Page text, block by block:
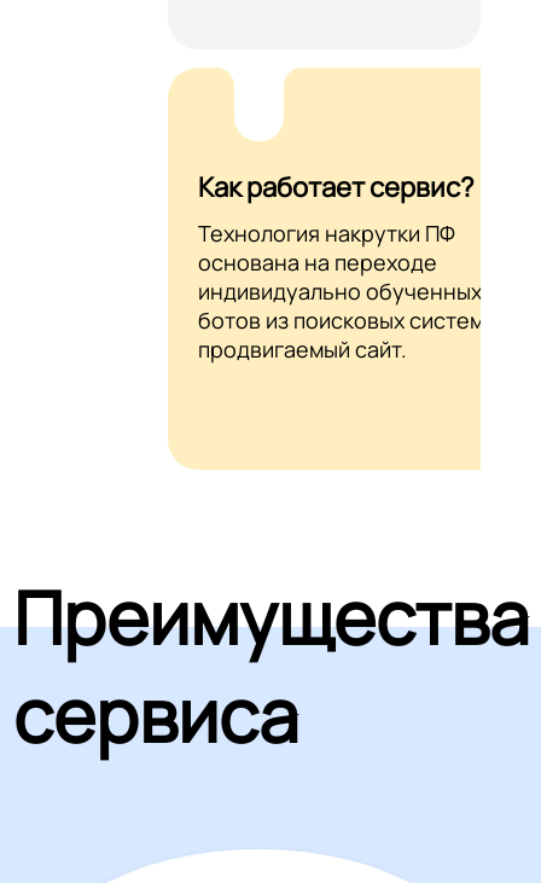
Как работает сервис?
Технология накрутки ПФ
основана на переходе
индивидуально обученных AI-
ботов из поисковых систем на
продвигаемый сайт.
Преимущества
сервиса